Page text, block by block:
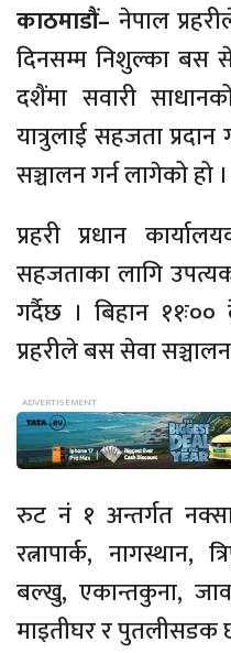
काठमाडौं– नेपाल
दिनसम्म निशुल्का बस
दशैंमा सवारी
यात्रुलाई सहजता
सञ्चालन गर्न लागेको हो ।
प्रहरी प्रधान
सहजताका लागि
गर्दैछ । बिहान
प्रहरीले बस सेवा
रुट नं १ अन्तर्गत
रत्नापार्क, नागस्थान,
बल्खु, एकान्तकुना,
माइतीघर र पुतलीसडक